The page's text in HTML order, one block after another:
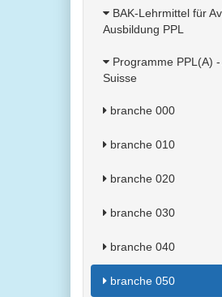
BAK-Lehrmittel für
Ausbildung PPL
Programme PPL(A)
Suisse
branche 000
branche 010
branche 020
branche 030
branche 040
branche 050